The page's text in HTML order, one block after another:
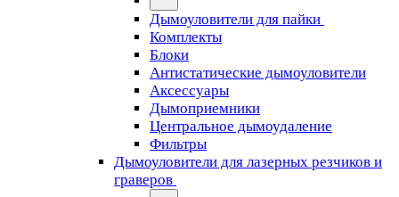
Дымоуловители для пайки
Комплекты
Блоки
Антистатические дымоуловители
Аксессуары
Дымоприемники
Центральное дымоудаление
Фильтры
Дымоуловители для лазерных резчиков и
граверов